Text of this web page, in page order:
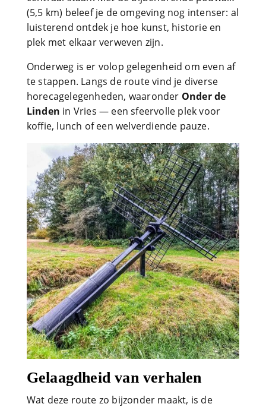
(5,5 km) beleef je de omgeving nog intenser: al
luisterend ontdek je hoe kunst, historie en
plek met elkaar verweven zijn.
Onderweg is er volop gelegenheid om even af
te stappen. Langs de route vind je diverse
horecagelegenheden, waaronder Onder de
Linden in Vries — een sfeervolle plek voor
koffie, lunch of een welverdiende pauze.
Gelaagdheid van verhalen
Wat deze route zo bijzonder maakt, is de